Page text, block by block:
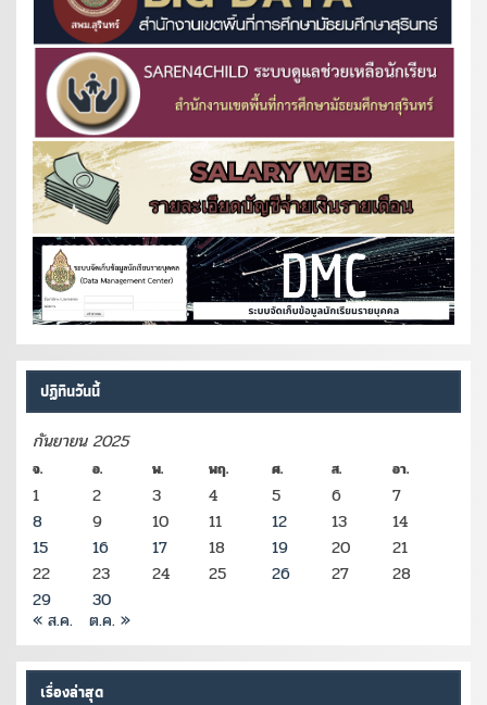
ปฏิทินวันนี้
กันยายน 2025
จ. อ. พ. พฤ. ศ. ส. อา.
1 2 3 4 5 6
7
8
9 10 11 12 13
14
15
16 17 18 19 20
21
22
23 24 25 26 27
28
29
30
« ส.ค. ต.ค. »
เรื่องล่าสุด